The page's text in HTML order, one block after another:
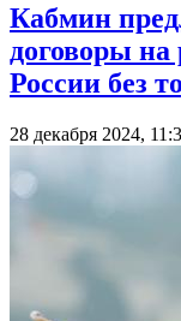
Кабмин
договоры
России без
28 декабря 2024,